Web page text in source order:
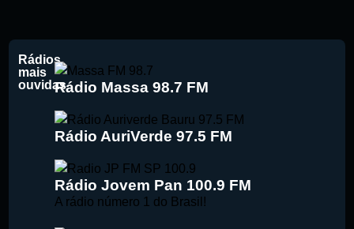
Rádios
mais
ouvidasRádio Massa 98.7 FM
Rádio AuriVerde 97.5 FM
Rádio Jovem Pan 100.9 FM
A rádio número 1 do Brasil!